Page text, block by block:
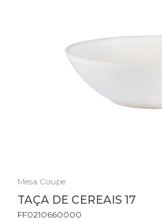
Mesa Coupe
TAÇA DE CEREAIS 17
FF0210660000